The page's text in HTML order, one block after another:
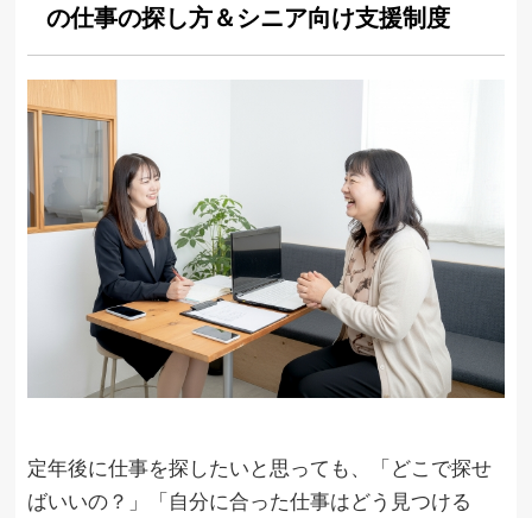
の仕事の探し方＆シニア向け支援制度
定年後に仕事を探したいと思っても、「どこで探せ
ばいいの？」「自分に合った仕事はどう見つける